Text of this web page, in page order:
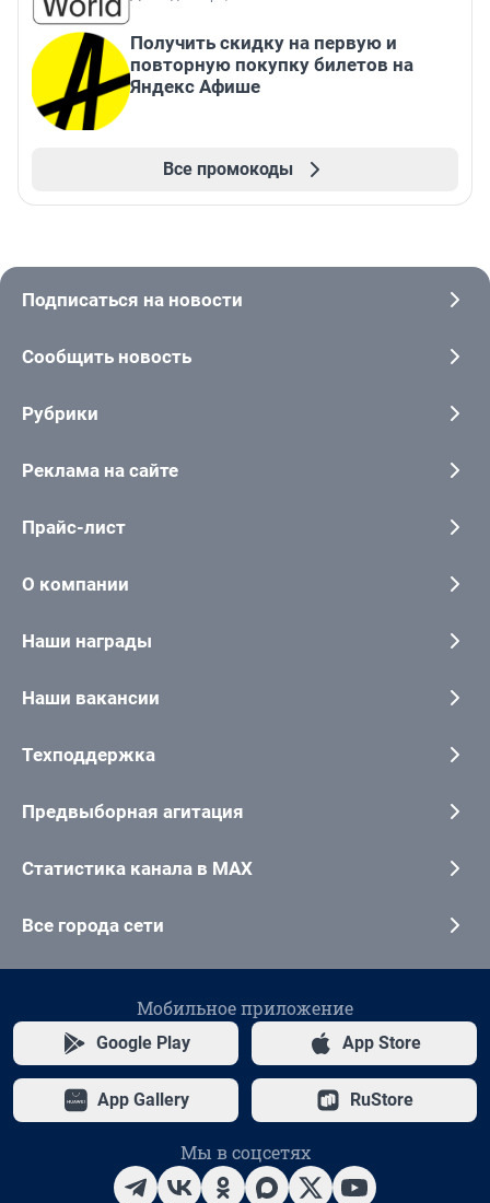
Получить скидку на первую и
повторную покупку билетов на
Яндекс Афише
Все промокоды
Подписаться на новости
Сообщить новость
Рубрики
Реклама на сайте
Прайс-лист
О компании
Наши награды
Наши вакансии
Техподдержка
Предвыборная агитация
Статистика канала в MAX
Все города сети
Мобильное приложение
Google Play App Store
App Gallery RuStore
Мы в соцсетях